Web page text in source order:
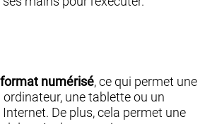
format numérisé, ce qui permet une
une tablette ou un
De plus, cela permet une